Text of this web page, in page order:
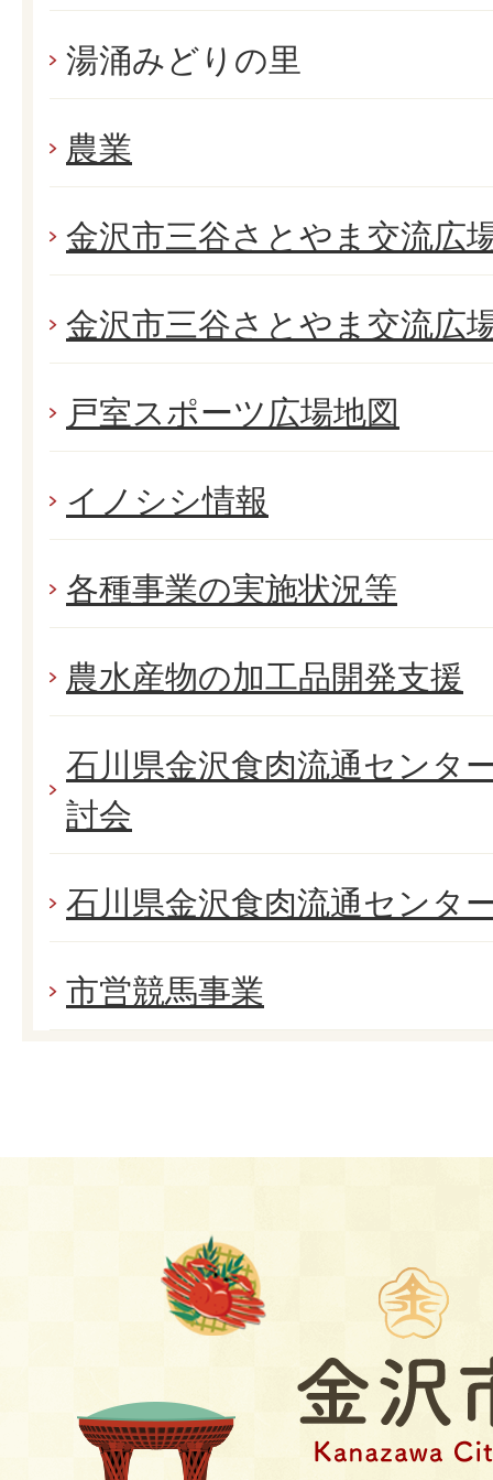
湯涌みどりの里
農業
金沢市三谷さとやま交流広
金沢市三谷さとやま交流広
戸室スポーツ広場地図
イノシシ情報
各種事業の実施状況等
農水産物の加工品開発支援
石川県金沢食肉流通センタ
討会
石川県金沢食肉流通センタ
市営競馬事業